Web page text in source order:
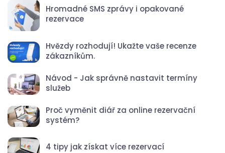
Hromadné SMS zprávy i opakované
rezervace
Hvězdy rozhodují! Ukažte vaše recenze
zákazníkům.
Návod - Jak správně nastavit termíny
služeb
Proč vyměnit diář za online rezervační
systém?
4 tipy jak získat více rezervací